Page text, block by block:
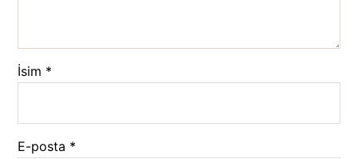
İsim *
E-posta *